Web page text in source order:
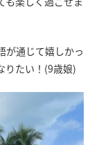
が通じて嬉しかっ
りたい！(9歳娘)